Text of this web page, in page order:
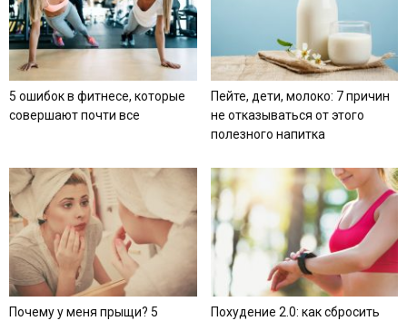
5 ошибок в фитнесе, которые
совершают почти все
Пейте, дети, молоко: 7 причин
не отказываться от этого
полезного напитка
Почему у меня прыщи? 5
Похудение 2.0: как сбросить